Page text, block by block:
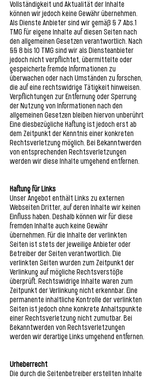
Vollständigkeit und Aktualität der Inhalte
können wir jedoch keine Gewähr übernehmen.
Als Dienste Anbieter sind wir gemäß § 7 Abs.1
TMG für eigene Inhalte auf diesen Seiten nach
den allgemeinen Gesetzen verantwortlich. Nach
§§ 8 bis 10 TMG sind wir als Diensteanbieter
jedoch nicht verpflichtet, übermittelte oder
gespeicherte fremde Informationen zu
überwachen oder nach Umständen zu forschen,
die auf eine rechtswidrige Tätigkeit hinweisen.
Verpflichtungen zur Entfernung oder Sperrung
der Nutzung von Informationen nach den
allgemeinen Gesetzen bleiben hiervon unberührt.
Eine diesbezügliche Haftung ist jedoch erst ab
dem Zeitpunkt der Kenntnis einer konkreten
Rechtsverletzung möglich. Bei Bekanntwerden
von entsprechenden Rechtsverletzungen
werden wir diese Inhalte umgehend entfernen.
Haftung für Links
Unser Angebot enthält Links zu externen
Webseiten Dritter, auf deren Inhalte wir keinen
Einfluss haben. Deshalb können wir für diese
fremden Inhalte auch keine Gewähr
übernehmen. Für die Inhalte der verlinkten
Seiten ist stets der jeweilige Anbieter oder
Betreiber der Seiten verantwortlich. Die
verlinkten Seiten wurden zum Zeitpunkt der
Verlinkung auf mögliche Rechtsverstöße
überprüft. Rechtswidrige Inhalte waren zum
Zeitpunkt der Verlinkung nicht erkennbar. Eine
permanente inhaltliche Kontrolle der verlinkten
Seiten ist jedoch ohne konkrete Anhaltspunkte
einer Rechtsverletzung nicht zumutbar. Bei
Bekanntwerden von Rechtsverletzungen
werden wir derartige Links umgehend entfernen.
Urheberrecht
Die durch die Seitenbetreiber erstellten Inhalte